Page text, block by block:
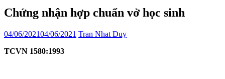
Chứng nhận hợp chuẩn vở học sinh
04/06/202104/06/2021 Tran Nhat Duy
TCVN 1580:1993